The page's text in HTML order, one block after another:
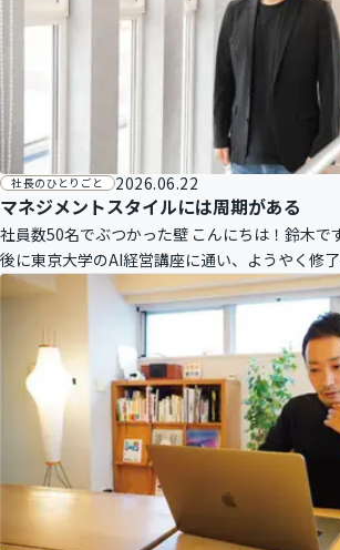
マネジメントスタイルには周期がある
社員数50名でぶつかった壁 こんにちは！鈴木で
後に東京大学のAI経営講座に通い、ようやく修
一線の方々の講義は刺激的で、より実践のイメ
社長のひとりごと 2026.06.22